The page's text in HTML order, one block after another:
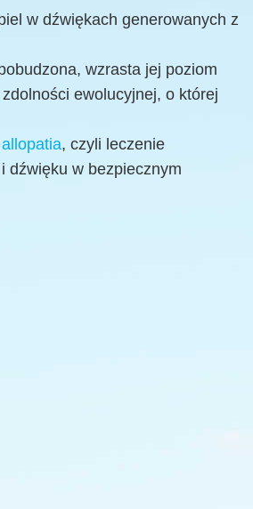
w dźwiękach generowanych z
wzrasta jej poziom
ewolucyjnej, o której
allopatia, czyli leczenie
dźwięku w bezpiecznym